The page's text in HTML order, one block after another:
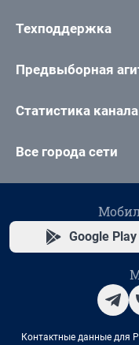
Техподдержка
Предвыборная
Статистика
Все города сети
Google Play
Контактные данные для